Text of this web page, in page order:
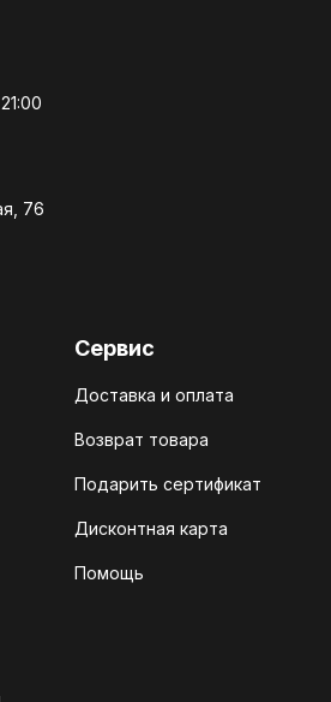
76
Сервис
Доставка и оплата
Возврат товара
Подарить сертификат
Дисконтная карта
Помощь